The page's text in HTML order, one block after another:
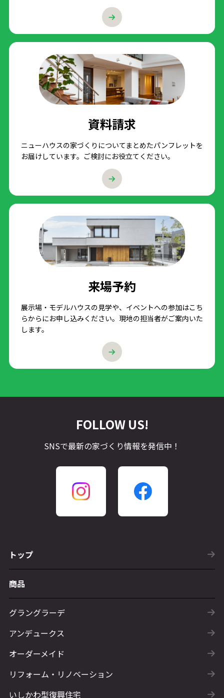
資料請求
ニューハウスの家づくりについてまとめたパンフレットを
お届けしています。ご検討にお役立てください。
来場予約
展示場・モデルハウスの見学や、イベントへの参加はこち
らからにお申し込みください。現地の担当者がご案内いた
します。
FOLLOW US!
SNSで最新の家づくり情報を発信中！
トップ
商品
グラングラーデ
アンデュークス
オーダーメイド
リフォーム・リノベーション
いしかわ型復興住宅